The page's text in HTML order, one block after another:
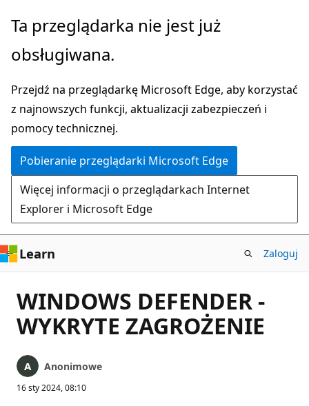
Przejdź
głównej
Ta przeglądarka nie jest już
obsługiwana.
Przejdź na przeglądarkę Microsoft Edge, aby korzystać
z najnowszych funkcji, aktualizacji zabezpieczeń i
pomocy technicznej.
Pobieranie przeglądarki Microsoft Edge
Więcej informacji o przeglądarkach Internet
Explorer i Microsoft Edge
Learn Zaloguj
WINDOWS DEFENDER -
WYKRYTE ZAGROŻENIE
Anonimowe
16 sty 2024, 08:10